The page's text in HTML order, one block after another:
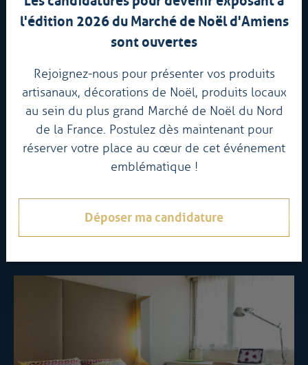
Hôtel Au Spatial Amiens Centre
15 rue Alexandre Fatton, 80000 Amiens
03 22 91 53 23
Je réserve
l'édition 2026 du Marché de Noël d'Amiens
sont ouvertes
Rejoignez-nous pour présenter vos produits
artisanaux, décorations de Noël, produits locaux
au sein du plus grand Marché de Noël du Nord
de la France. Postulez dès maintenant pour
réserver votre place au cœur de cet événement
emblématique !
Déposer ma candidature